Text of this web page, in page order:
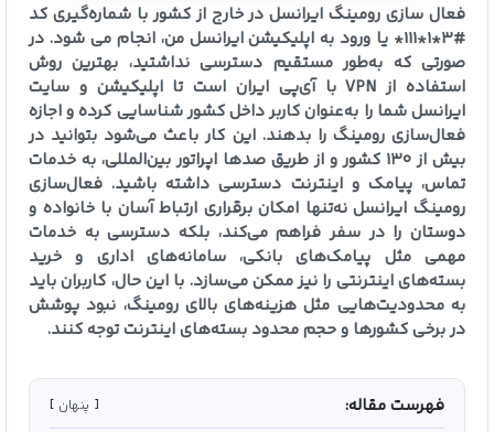
فعال سازی رومینگ ایرانسل در خارج از کشور با شماره‌گیری کد
#3*1*111* یا ورود به اپلیکیشن ایرانسل من، انجام می شود. در
صورتی که به‌طور مستقیم دسترسی نداشتید، بهترین روش
استفاده از VPN با آی‌پی ایران است تا اپلیکیشن و سایت
ایرانسل شما را به‌عنوان کاربر داخل کشور شناسایی کرده و اجازه
فعال‌سازی رومینگ را بدهند. این کار باعث می‌شود بتوانید در
بیش از ۱۳۰ کشور و از طریق صدها اپراتور بین‌المللی، به خدمات
تماس، پیامک و اینترنت دسترسی داشته باشید. فعال‌سازی
رومینگ ایرانسل نه‌تنها امکان برقراری ارتباط آسان با خانواده و
دوستان را در سفر فراهم می‌کند، بلکه دسترسی به خدمات
مهمی مثل پیامک‌های بانکی، سامانه‌های اداری و خرید
بسته‌های اینترنتی را نیز ممکن می‌سازد. با این حال، کاربران باید
به محدودیت‌هایی مثل هزینه‌های بالای رومینگ، نبود پوشش
در برخی کشورها و حجم محدود بسته‌های اینترنت توجه کنند.
فهرست مقاله: پنهان